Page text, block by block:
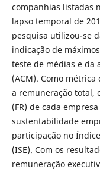
companhias listadas
lapso temporal de
pesquisa utilizou-se
indicação de
teste de médias e da
(ACM). Como
a remuneração total,
(FR) de cada
sustentabilidade
participação no
(ISE). Com os
remuneração